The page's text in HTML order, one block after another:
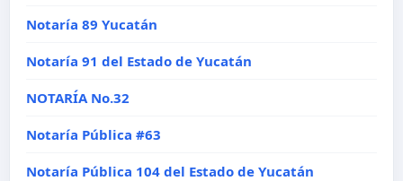
Notaría 89 Yucatán
Notaría 91 del Estado de Yucatán
NOTARÍA No.32
Notaría Pública #63
Notaría Pública 104 del Estado de Yucatán